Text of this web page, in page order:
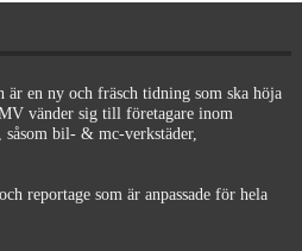
är en ny och fräsch tidning som ska höja
vänder sig till företagare inom
såsom bil- & mc-verkstäder,
reportage som är anpassade för hela